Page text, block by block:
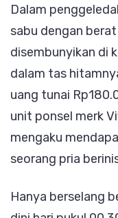
​Dalam
sabu dengan
disembunyikan di
dalam tas
uang tunai
unit ponsel merk
mengaku
seorang pria
Hanya berselang